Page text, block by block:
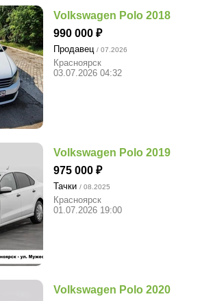
Volkswagen Polo 2018
990 000
Продавец / 07.2026
Красноярск
03.07.2026 04:32
Volkswagen Polo 2019
975 000
Тачки / 08.2025
Красноярск
01.07.2026 19:00
Volkswagen Polo 2020